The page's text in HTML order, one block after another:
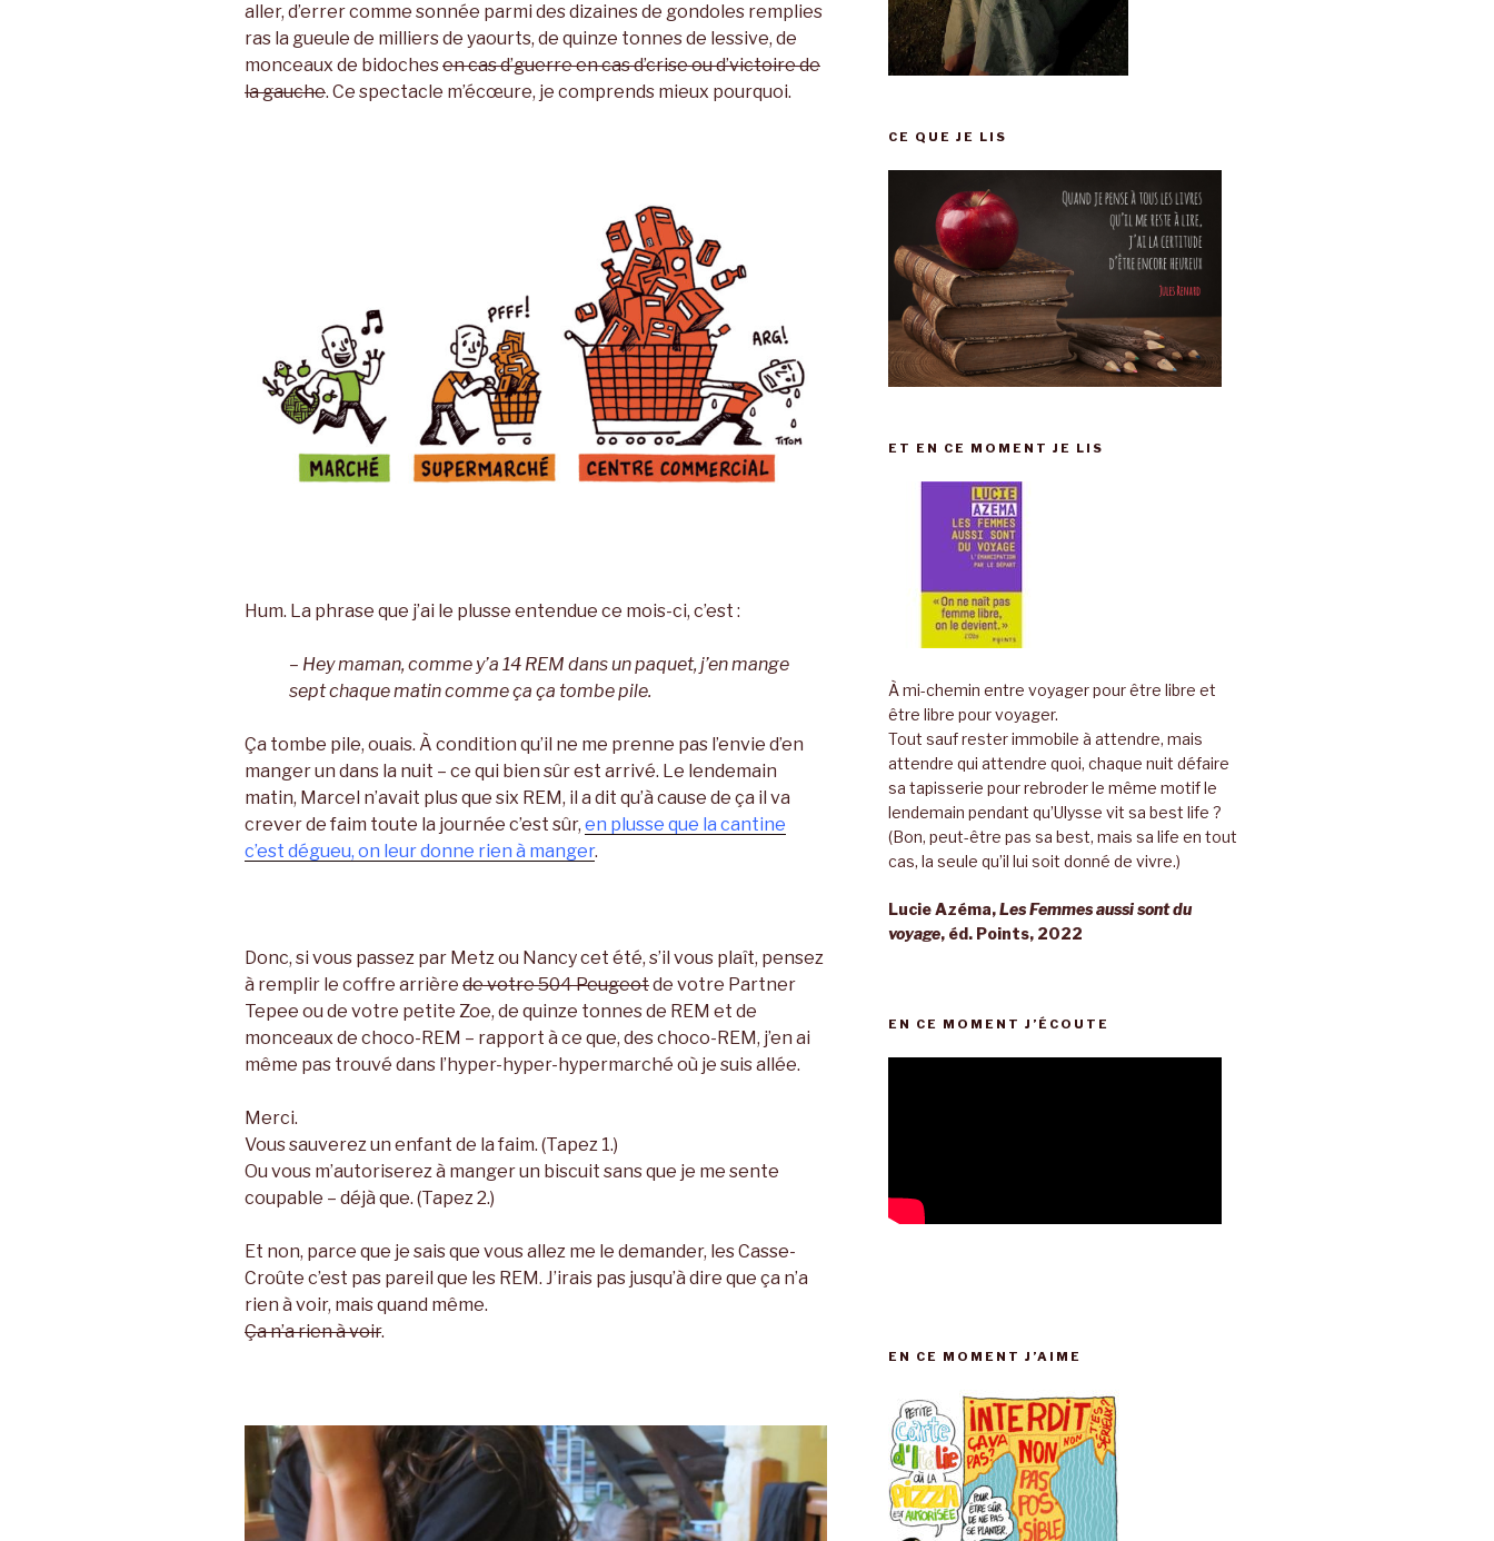
aller, d’errer comme sonnée parmi des dizaines de gondoles remplies
ras la gueule de milliers de yaourts, de quinze tonnes de lessive, de
monceaux de bidochesen cas d’guerre en cas d’crise ou d’victoire de
la gauche. Ce spectacle m’écœure, je comprends mieux pourquoi.
Hum. La phrase que j’ai le plusse entendue ce mois-ci, c’est :
– Hey maman, comme y’a 14 REM dans un paquet, j’en mange
sept chaque matin comme ça ça tombe pile.
Ça tombe pile, ouais. À condition qu’il ne me prenne pas l’envie d’en
manger un dans la nuit – ce qui bien sûr est arrivé. Le lendemain
matin, Marcel n’avait plus que six REM, il a dit qu’à cause de ça il va
crever de faim toute la journée c’est sûr, en plusse que la cantine
c’est dégueu, on leur donne rien à manger.
Donc, si vous passez par Metz ou Nancy cet été, s’il vous plaît, pensez
à remplir le coffre arrière de votre 504 Peugeotde votre Partner
Tepee ou de votre petite Zoe, de quinze tonnes de REM et de
monceaux de choco-REM – rapport à ce que, des choco-REM, j’en ai
même pas trouvé dans l’hyper-hyper-hypermarché où je suis allée.
Merci.
Vous sauverez un enfant de la faim. (Tapez 1.)
Ou vous m’autoriserez à manger un biscuit sans que je me sente
coupable – déjà que. (Tapez 2.)
Et non, parce que je sais que vous allez me le demander, les Casse-
Croûte c’est pas pareil que les REM. J’irais pas jusqu’à dire que ça n’a
rien à voir, mais quand même.
Ça n’a rien à voir.
CE QUE JE LIS
ET EN CE MOMENT JE LIS
À mi-chemin entre voyager pour être libre et
être libre pour voyager.
Tout sauf rester immobile à attendre, mais
attendre qui attendre quoi, chaque nuit défaire
sa tapisserie pour rebroder le même motif le
lendemain pendant qu’Ulysse vit sa best life ?
(Bon, peut-être pas sa best, mais sa life en tout
cas, la seule qu’il lui soit donné de vivre.)
Lucie Azéma,Les Femmes aussi sont du
voyage, éd. Points, 2022
EN CE MOMENT J’ÉCOUTE
EN CE MOMENT J’AIME